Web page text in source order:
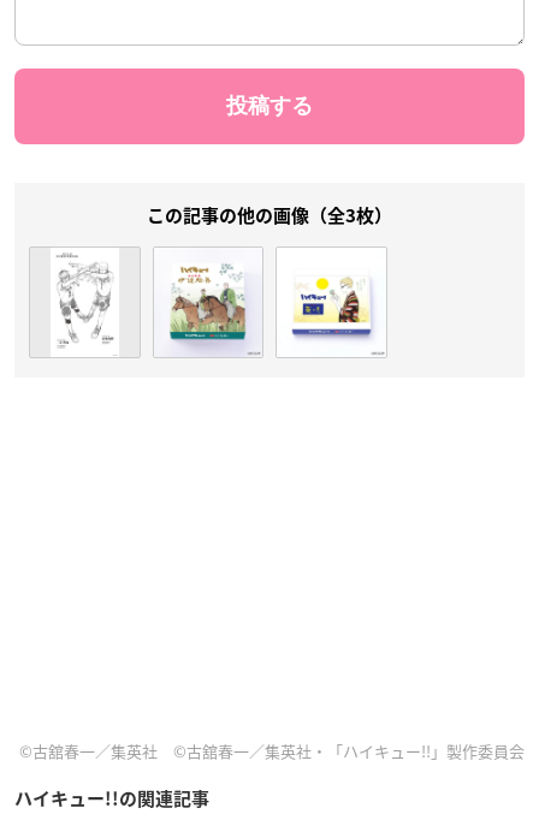
この記事の他の画像（全3枚）
©古舘春一／集英社 ©古舘春一／集英社・「ハイキュー!!」製作委員会
ハイキュー!!の関連記事